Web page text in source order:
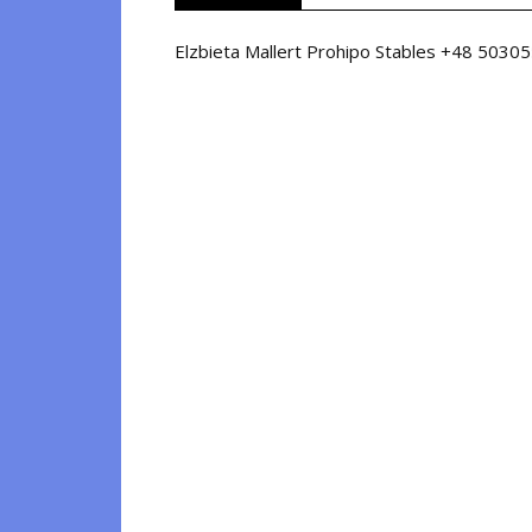
Elzbieta Mallert Prohipo Stables +48